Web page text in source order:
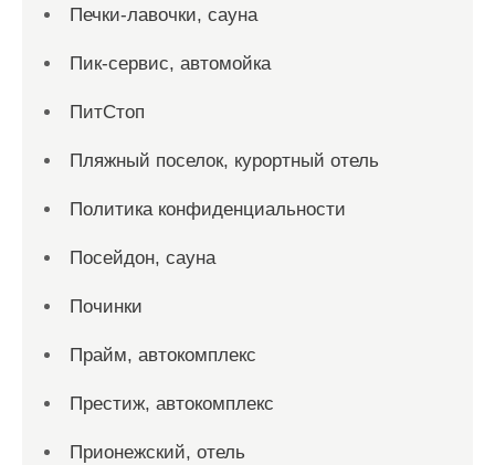
Печки-лавочки, сауна
Пик-сервис, автомойка
ПитСтоп
Пляжный поселок, курортный отель
Политика конфиденциальности
Посейдон, сауна
Починки
Прайм, автокомплекс
Престиж, автокомплекс
Прионежский, отель